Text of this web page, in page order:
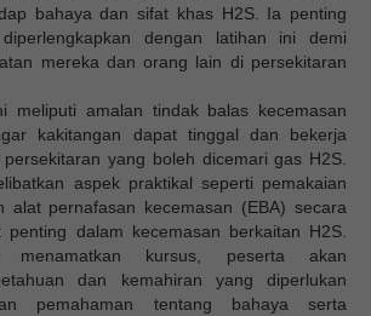
bahaya dan sifat khas H2S. Ia penting
dengan latihan ini demi
mereka dan orang lain di persekitaran
meliputi amalan tindak balas kecemasan
kakitangan dapat tinggal dan bekerja
yang boleh dicemari gas H2S.
aspek praktikal seperti pemakaian
alat pernafasan kecemasan (EBA) secara
dalam kecemasan berkaitan H2S.
menamatkan kursus, peserta akan
dan kemahiran yang diperlukan
pemahaman tentang bahaya serta